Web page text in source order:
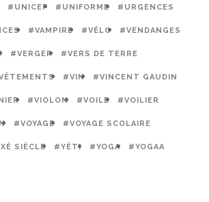
#UNICEF #UNIFORME #URGENCES
#VAMPIRE #VÉLO #VENDANGES
#VERGER #VERS DE TERRE
#VIN #VINCENT GAUDIN
#VIOLON #VOILE #VOILIER
#VOYAGE #VOYAGE SCOLAIRE
SIÈCLE #YÉTI #YOGA #YOGAA